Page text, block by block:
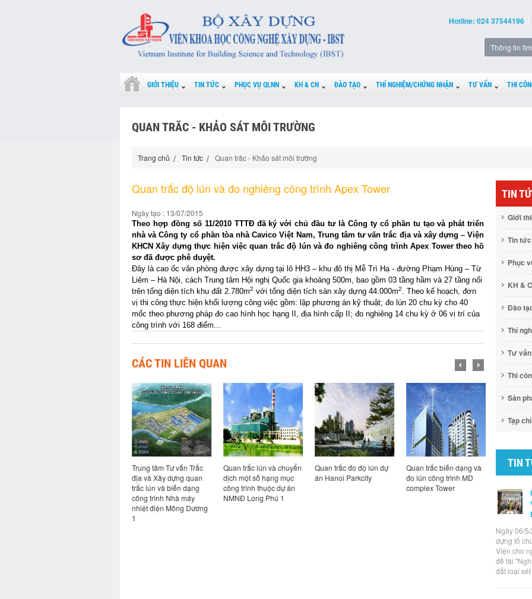
Hotline: 024 37544196
GIỚI THIỆU TIN TỨC PHỤC VỤ QLNN KH & CN ĐÀO TẠO THÍ NGHIỆM/CHỨNG NHẬN TƯ VẤN THI
QUAN TRĂC - KHẢO SÁT MÔI TRƯỜNG
Trang chủ Tin tức Quan trăc - Khảo sát môi trường
Quan trắc độ lún và đo nghiêng công trình Apex Tower
Ngày tạo : 13/07/2015
Theo hợp đồng số 11/2010 TTTĐ đã ký với chủ đầu tư là Công ty cổ phần tu tạo và phát triển
nhà và Công ty cổ phần tòa nhà Cavico Việt Nam, Trung tâm tư vấn trắc địa và xây dựng – Viện
KHCN Xây dựng thực hiện việc quan trắc độ lún và đo nghiêng công trình Apex Tower theo hồ
sơ đã được phê duyệt.
Đây là cao ốc văn phòng được xây dựng tại lô HH3 – khu đô thị Mễ Trì Hạ - đường Phạm Hùng – Từ
Liêm – Hà Nội, cách Trung tâm Hội nghị Quốc gia khoảng 500m, bao gồm 03 tầng hầm và 27 tầng nổi
trên tổng diện tích khu đất 2.780m2 với tổng diện tích sàn xây dựng 44.000m2
. Theo kế hoạch, đơn
vị thi công thực hiện khối lượng công việc gồm: lập phương án kỹ thuật; đo lún 20 chu kỳ cho 40
mốc theo phương pháp đo cao hình học hạng II, địa hình cấp II; đo nghiêng 14 chu kỳ ở 06 vị trí của
công trình với 168 điểm...
CÁC TIN LIÊN QUAN
Trung tâm Tư vấn Trắc
địa và Xây dựng quan
trắc lún và biến dạng
công trình Nhà máy
nhiệt điện Mông Dương
1
Quan trắc lún và chuyển
dịch một số hạng mục
công trình thuộc dự án
NMNĐ Long Phú 1
Quan trắc đo độ lún dự
án Hanoi Parkcity
Quan trắc biến dạng và
đo lún công trình MD
complex Tower
Quan
nghiêng
Nội
TIN
Giới
Tin tức
Phục
KH &
Đào
Thí
Tư vấn
Thi
Sản
Tạp chí
TIN
Ngày 06/
dựng tổ
Viện cho
đề tài
đất loại